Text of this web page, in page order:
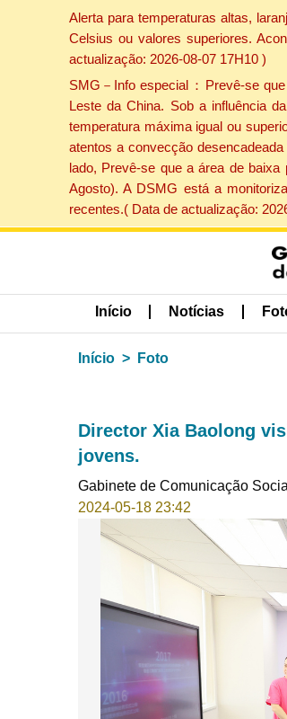
Alerta para temperaturas altas,
Celsius ou valores superiores.
actualização: 2026-08-07 17H10 )
SMG－Info especial：Prevê-se
Leste da China. Sob a influência
temperatura máxima igual ou
atentos a convecção
lado, Prevê-se que a área de
Agosto). A DSMG está a
recentes.( Data de actualização:
Início Notícias
Início Foto
Director Xia Baolong
jovens.
Gabinete de Comunicação Social
2024-05-18 23:42